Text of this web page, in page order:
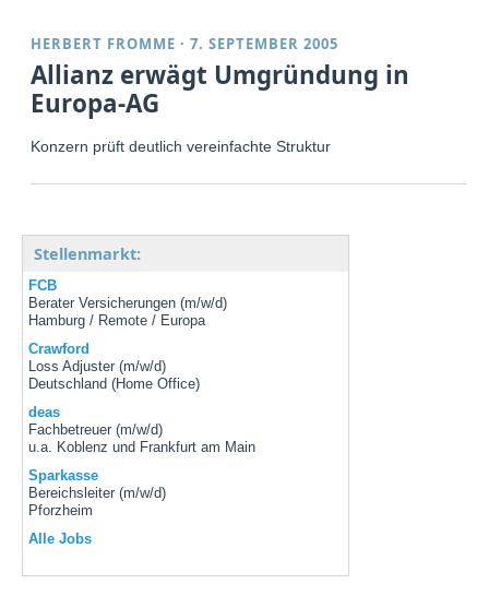
HERBERT FROMME ·7. SEPTEMBER 2005
Allianz erwägt Umgründung in
Europa-AG
Konzern prüft deutlich vereinfachte Struktur
Stellenmarkt:
FCB
Berater Versicherungen (m/w/d)
Hamburg / Remote / Europa
Crawford
Loss Adjuster (m/w/d)
Deutschland (Home Office)
deas
Fachbetreuer (m/w/d)
u.a. Koblenz und Frankfurt am Main
Sparkasse
Bereichsleiter (m/w/d)
Pforzheim
Alle Jobs